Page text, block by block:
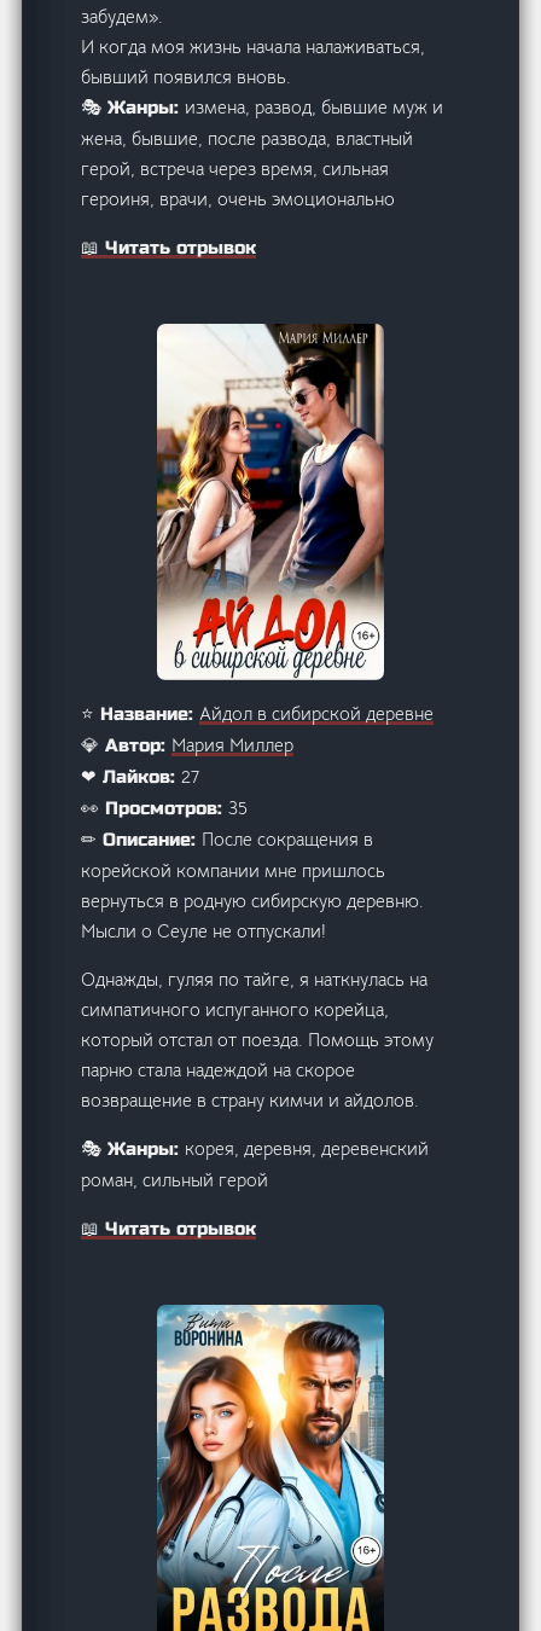
забудем».
И когда моя жизнь начала налаживаться,
бывший появился вновь.
🎭 Жанры:измена, развод, бывшие муж и
жена, бывшие, после развода, властный
герой, встреча через время, сильная
героиня, врачи, очень эмоционально
📖 Читать отрывок
⭐ Название:Айдол в сибирской деревне
💎 Автор: Мария Миллер
❤ Лайков:27
👀 Просмотров:35
✏ Описание: После сокращения в
корейской компании мне пришлось
вернуться в родную сибирскую деревню.
Мысли о Сеуле не отпускали!
Однажды, гуляя по тайге, я наткнулась на
симпатичного испуганного корейца,
который отстал от поезда. Помощь этому
парню стала надеждой на скорое
возвращение в страну кимчи и айдолов.
🎭 Жанры: корея, деревня, деревенский
роман, сильный герой
📖 Читать отрывок